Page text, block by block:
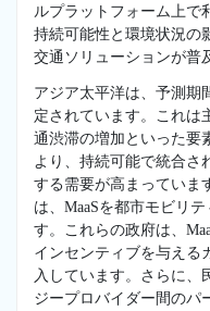
ルプラットフォーム上で
持続可能性と環境状況の
交通ソリューションが普
アジア太平洋は、予測期
定されています。これは
通渋滞の増加といった要
より、持続可能で統合さ
する需要が高まっていま
は、MaaSを都市モビリ
す。これらの政府は、
インセンティブを与える
入しています。さらに、
ジープロバイダー間のパ